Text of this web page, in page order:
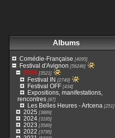
Albums
Comédie-Française [4095]
Festival d'Avignon [56246]
2026[3521]
Festival IN [2749]
Festival OFF[434]
Expositions, manifestations,
rencontres[87]
Les Belles Heures - Artcena [251]
2025 [3889]
2024[3185]
2023 [3589]
2022 [3795]